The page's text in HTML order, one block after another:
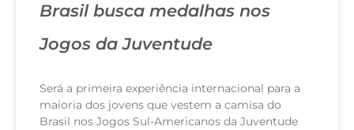
Brasil busca medalhas nos
Jogos da Juventude
Será a primeira experiência internacional para a
maioria dos jovens que vestem a camisa do
Brasil nos Jogos Sul-Americanos da Juventude